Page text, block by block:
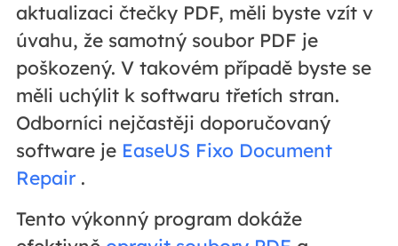
aktualizaci čtečky PDF, měli byste vzít v
úvahu, že samotný soubor PDF je
poškozený. V takovém případě byste se
měli uchýlit k softwaru třetích stran.
Odborníci nejčastěji doporučovaný
software je EaseUS Fixo Document
Repair.
Tento výkonný program dokáže